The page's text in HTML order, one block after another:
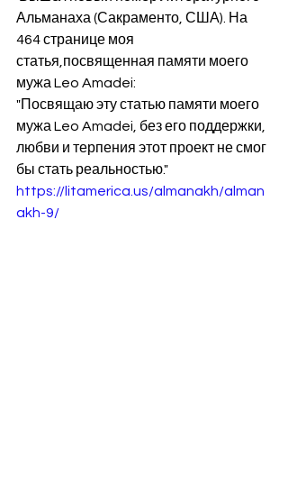
Альманаха (Сакраменто, США). На
464 странице моя
статья,посвященная памяти моего
мужа Leo Amadei:
"Посвящаю эту статью памяти моего
мужа Leo Amadei, без его поддержки,
любви и терпения этот проект не смог
бы стать реальностью."
https://litamerica.us/almanakh/alman
akh-9/